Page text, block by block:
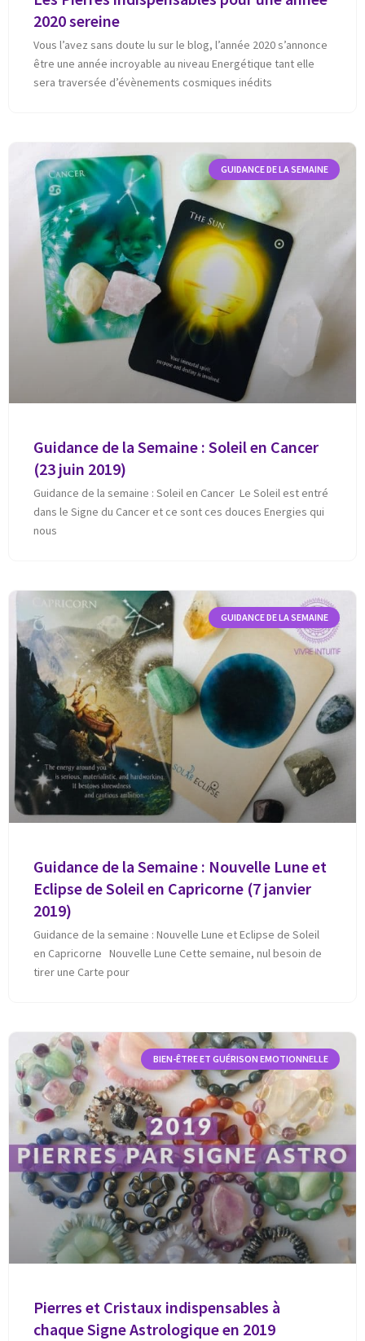
2020 sereine
Vous l’avez sans doute lu sur le blog, l’année 2020 s’annonce
être une année incroyable au niveau Energétique tant elle
sera traversée d’évènements cosmiques inédits
GUIDANCE DE LA SEMAINE
Guidance de la Semaine : Soleil en Cancer
(23 juin 2019)
Guidance de la semaine : Soleil en Cancer Le Soleil est entré
dans le Signe du Cancer et ce sont ces douces Energies qui
nous
GUIDANCE DE LA SEMAINE
Guidance de la Semaine : Nouvelle Lune et
Eclipse de Soleil en Capricorne (7 janvier
2019)
Guidance de la semaine : Nouvelle Lune et Eclipse de Soleil
en Capricorne Nouvelle Lune Cette semaine, nul besoin de
tirer une Carte pour
BIEN-ÊTRE ET GUÉRISON EMOTIONNELLE
Pierres et Cristaux indispensables à
chaque Signe Astrologique en 2019